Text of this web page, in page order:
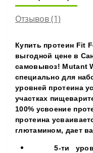
Отзывов (1)
Купить протеин Fit
выгодной цене в
самовывоз! Mutant
специально для
уровней протеина
участках
100% усвоение
протеина
глютамином, дает
5-ти